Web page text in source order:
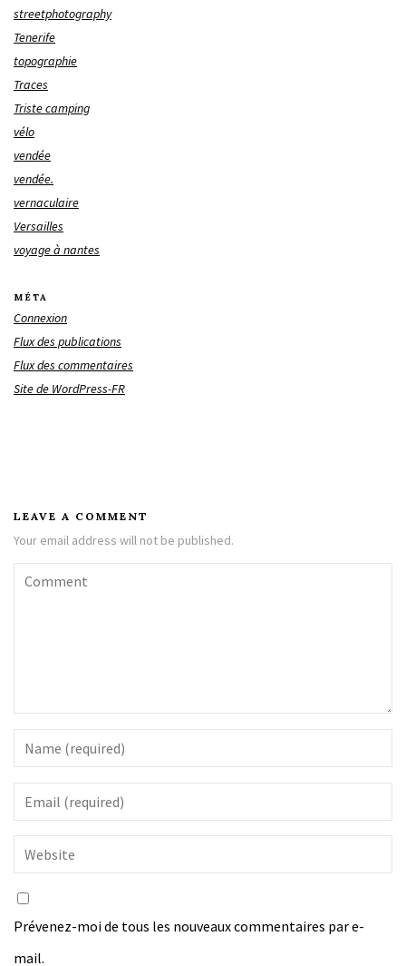
streetphotography
Tenerife
topographie
Traces
Triste camping
vélo
vendée
vendée.
vernaculaire
Versailles
voyage à nantes
MÉTA
Connexion
Flux des publications
Flux des commentaires
Site de WordPress-FR
LEAVE A COMMENT
Your email address will not be published.
Prévenez-moi de tous les nouveaux commentaires par e-
mail.